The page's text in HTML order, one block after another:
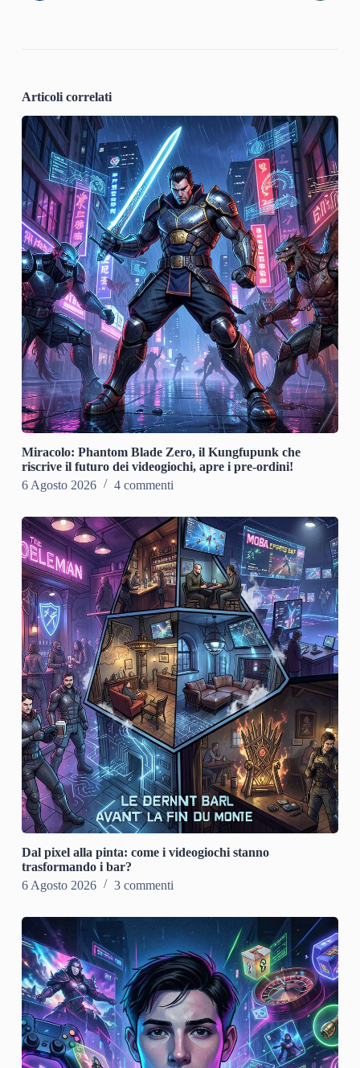
Articoli correlati
Miracolo: Phantom Blade Zero, il Kungfupunk che
riscrive il futuro dei videogiochi, apre i pre-ordini!
6 Agosto 2026
4 commenti
Dal pixel alla pinta: come i videogiochi stanno
trasformando i bar?
6 Agosto 2026
3 commenti